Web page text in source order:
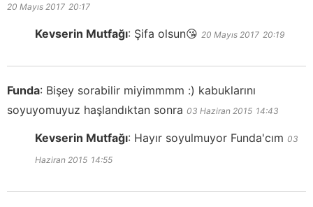
20 Mayıs 2017 20:17
Kevserin Mutfağı: Şifa olsun😘 20 Mayıs 2017 20:19
Funda: Bişey sorabilir miyimmmm :) kabuklarını
soyuyomuyuz haşlandıktan sonra 03 Haziran 2015 14:43
Kevserin Mutfağı: Hayır soyulmuyor Funda'cım 03
Haziran 2015 14:55